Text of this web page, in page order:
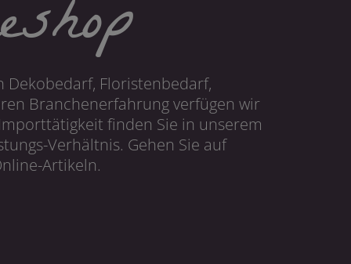
Floristenbedarf,
Branchenerfahrung verfügen wir
finden Sie in unserem
Verhältnis. Gehen Sie auf
Artikeln.